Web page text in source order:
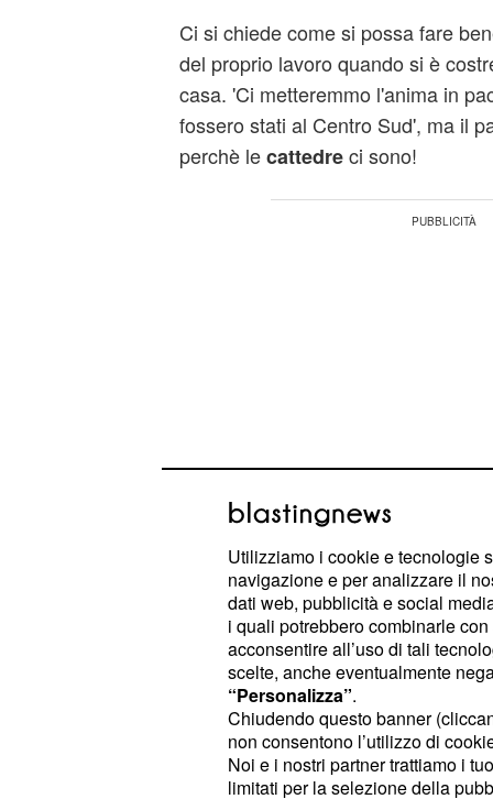
Ci si chiede come si possa fare
del proprio lavoro quando si è
casa. 'Ci metteremmo l'anima in
fossero stati al Centro Sud', ma il
perchè lecattedreci sono!
Ultime news scuola,
settembre 2016:
vero che i posti non
La prova evidente è
in deroga sul sostegnoe dai
l'integrazione delle cattedre
Utilizziamo i cookie e tecnologie
navigazione e per analizzare il
dati web, pubblicità e social
i quali potrebbero combinarle
acconsentire all’uso di tali
scelte, anche eventualmente
“Personalizza”.
Chiudendo questo banner
non consentono l’utilizzo di
Noi e i nostri partner trattiamo i
limitati per la selezione della